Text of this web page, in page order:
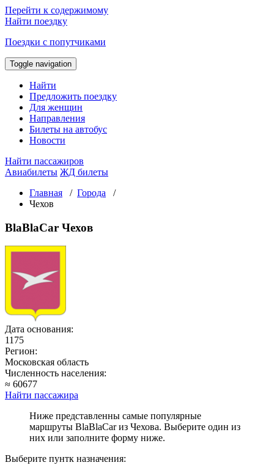
Перейти к содержимому
Найти поездку
Поездки с попутчиками
Toggle navigation
Найти
Предложить поездку
Для женщин
Направления
Билеты на автобус
Новости
Найти пассажиров
Авиабилеты ЖД билеты
Главная / Города /
Чехов
BlaBlaCar Чехов
Дата основания:
1175
Регион:
Московская область
Численность населения:
≈ 60677
Найти пассажира
Ниже представленны самые популярные
маршруты BlaBlaCar из Чехова. Выберите один из
них или заполните форму ниже.
Выберите пунтк назначения: